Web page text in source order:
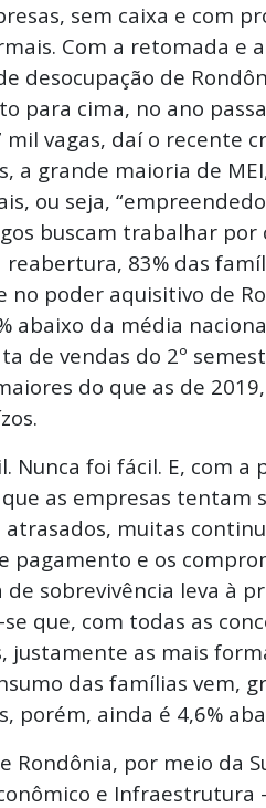
sem caixa e com
Com a retomada e
desocupação de
para cima, no ano
vagas, daí o recente
a grande maioria de
ou seja,
buscam trabalhar
reabertura, 83% das
poder aquisitivo de
abaixo da média
de vendas do 2º
do que as de
Nunca foi fácil. E, com a
as empresas tentam
muitas
pagamento e os
sobrevivência leva à
que, com todas as
justamente as mais
das famílias vem,
porém, ainda é 4,6%
Rondônia, por meio da
e Infraestrutura